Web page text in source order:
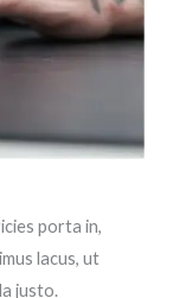
porta in,
lacus, ut
justo.